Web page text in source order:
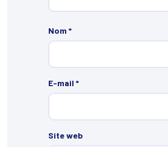
Nom *
E-mail *
Site web